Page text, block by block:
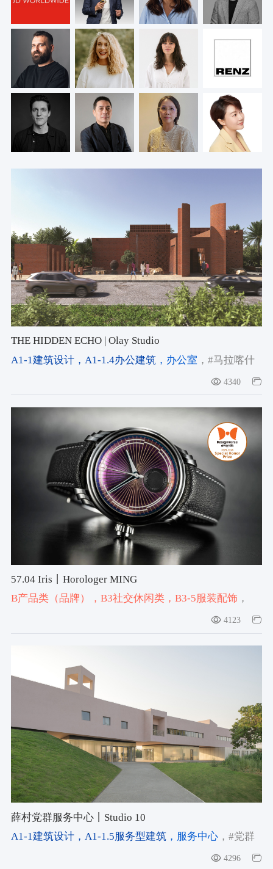
THE HIDDEN ECHO | Olay Studio
A1-1建筑设计，A1-1.4办公建筑，办公室 ，#马拉喀什
4340
57.04 Iris丨Horologer MING
B产品类（品牌）
，B3社交休闲类，B3-5服装配饰 ，
4123
薛村党群服务中心丨Studio 10
A1-1建筑设计，A1-1.5服务型建筑，服务中心，#党群
4296